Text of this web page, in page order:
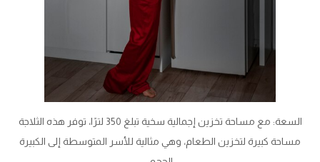
السعة: مع مساحة تخزين إجمالية سخية تبلغ 350 لترًا، توفر هذه الثلاجة
مساحة كبيرة لتخزين الطعام، وهي مثالية للأسر المتوسطة إلى الكبيرة